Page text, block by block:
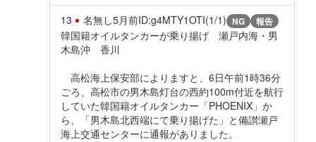
13 名無し5月前ID:g4MTY1OTI(1/1) NG 報告
韓国籍オイルタンカーが乗り揚げ 瀬戸内海・男
木島沖 香川
高松海上保安部によりますと、6日午前1時36分
ごろ、高松市の男木島灯台の西約100m付近を航行
していた韓国籍オイルタンカー「PHOENIX」か
ら、「男木島北西端にて乗り揚げた」と備讃瀬戸
海上交通センターに通報がありました。